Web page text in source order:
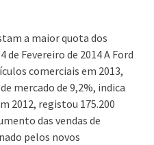
a maior quota dos
Fevereiro de 2014 A Ford
comerciais em 2013,
mercado de 9,2%, indica
2012, registou 175.200
das vendas de
pelos novos